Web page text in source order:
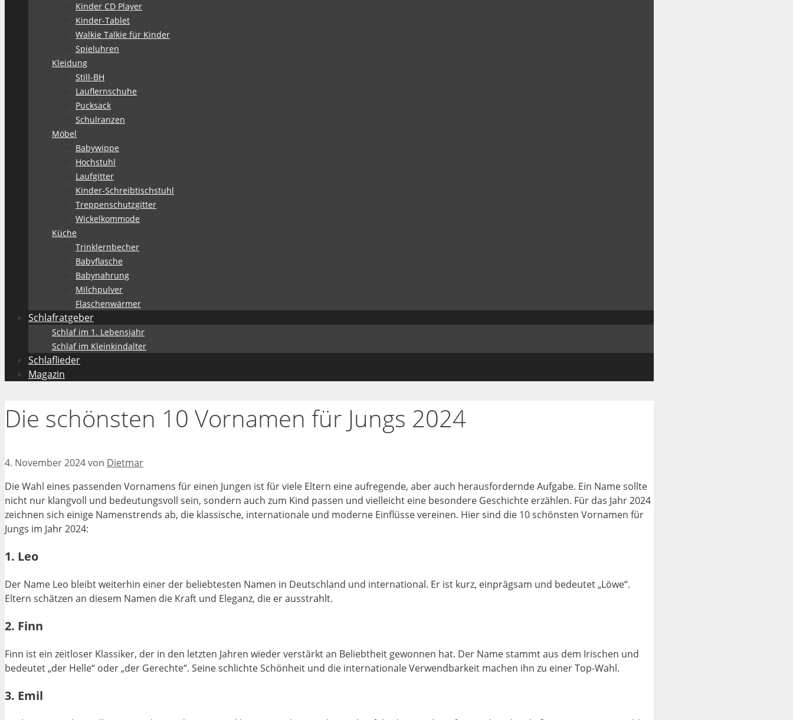
Kinder CD Player
Kinder-Tablet
Walkie Talkie für Kinder
Spieluhren
Kleidung
Still-BH
Lauflernschuhe
Pucksack
Schulranzen
Möbel
Babywippe
Hochstuhl
Laufgitter
Kinder-Schreibtischstuhl
Treppenschutzgitter
Wickelkommode
Küche
Trinklernbecher
Babyflasche
Babynahrung
Milchpulver
Flaschenwärmer
Schlafratgeber
Schlaf im 1. Lebensjahr
Schlaf im Kleinkindalter
Schlaflieder
Magazin
Die schönsten 10 Vornamen für Jungs 2024
4. November 2024von Dietmar
Die Wahl eines passenden Vornamens für einen Jungen ist für viele Eltern eine aufregende, aber auch herausfordernde Aufgabe. Ein Name sollte
nicht nur klangvoll und bedeutungsvoll sein, sondern auch zum Kind passen und vielleicht eine besondere Geschichte erzählen. Für das Jahr 2024
zeichnen sich einige Namenstrends ab, die klassische, internationale und moderne Einflüsse vereinen. Hier sind die 10 schönsten Vornamen für
Jungs im Jahr 2024:
1. Leo
Der Name Leo bleibt weiterhin einer der beliebtesten Namen in Deutschland und international. Er ist kurz, einprägsam und bedeutet „Löwe“.
Eltern schätzen an diesem Namen die Kraft und Eleganz, die er ausstrahlt.
2. Finn
Finn ist ein zeitloser Klassiker, der in den letzten Jahren wieder verstärkt an Beliebtheit gewonnen hat. Der Name stammt aus dem Irischen und
bedeutet „der Helle“ oder „der Gerechte“. Seine schlichte Schönheit und die internationale Verwendbarkeit machen ihn zu einer Top-Wahl.
3. Emil